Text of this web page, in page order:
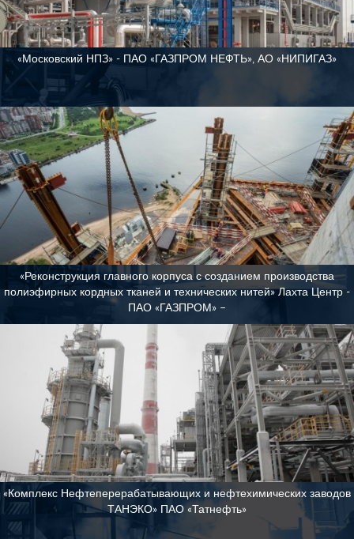
«Московский НПЗ» - ПАО «ГАЗПРОМ НЕФТЬ», АО «НИПИГАЗ»
«Реконструкция главного корпуса с созданием производства
полиэфирных кордных тканей и технических нитей» Лахта Центр -
ПАО «ГАЗПРОМ» –
«Комплекс Нефтеперерабатывающих и нефтехимических заводов
ТАНЭКО» ПАО «Татнефть»